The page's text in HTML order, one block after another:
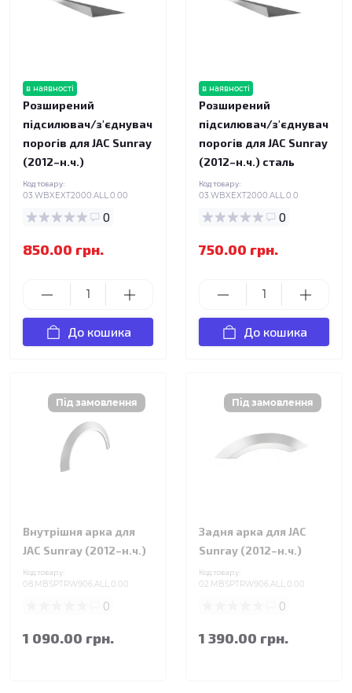
в наявності
Розширений
підсилювач/з'єднувач
порогів для JAC Sunray
(2012–н.ч.)
Код товару:
03.WBXEXT2000.ALL.0.00
0
850.00 грн.
До кошика
в наявності
Розширений
підсилювач/з'єднувач
порогів для JAC Sunray
(2012–н.ч.) сталь
Код товару:
03.WBXEXT2000.ALL.0.0
0
750.00 грн.
До кошика
Внутрішня арка для
JAC Sunray (2012–н.ч.)
Код товару:
08.MBSPTRW906.ALL.0.00
0
1 090.00 грн.
Задня арка для JAC
Sunray (2012–н.ч.)
Код товару:
02.MBSPTRW906.ALL.0.00
0
1 390.00 грн.